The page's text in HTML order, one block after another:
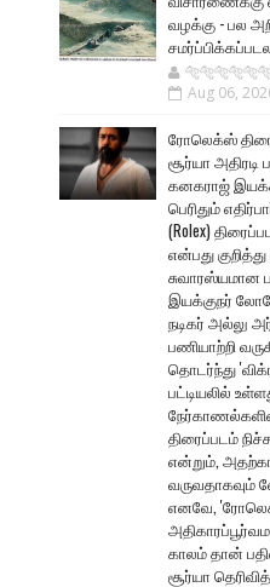
வழக்கு - பல
Aug 06,
ரோலெக்ஸ்
சூர்யா
கனகராஜ்
பெரிதும்
(Rolex)
என்பது
சுவாரஸ்யமான
இயக்குநர்
நடிகர் அல்லு
பணியாற்றி
தொடர்ந்து
பட்டியலில்
திரைப்படம்
என்றும்,
வருவதாகவும்
எனவே,
காலம் தான்
சூர்யா